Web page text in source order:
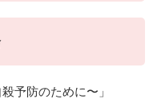
予防のために〜」